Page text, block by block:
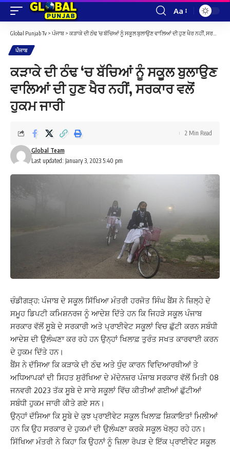
Font
Resizer
Aa
Global Punjab Tv > ਪੰਜਾਬ > ਕੜਾਕੇ ਦੀ ਠੰਢ ‘ਚ ਬੱਚਿਆਂ ਨੂੰ ਸਕੂਲ ਬੁਲਾਉਣ ਵਾਲਿਆਂ ਦੀ ਹੁਣ ਖੈਰ ਨਹੀਂ, ਸਰਕਾਰ ਵਲੋਂ ਹੁਕਮ ਜਾਰੀ
ਪੰਜਾਬ
ਕੜਾਕੇ ਦੀ ਠੰਢ ‘ਚ ਬੱਚਿਆਂ ਨੂੰ ਸਕੂਲ ਬੁਲਾਉਣ
ਵਾਲਿਆਂ ਦੀ ਹੁਣ ਖੈਰ ਨਹੀਂ, ਸਰਕਾਰ ਵਲੋਂ
ਹੁਕਮ ਜਾਰੀ
Last updated: January 3, 2023 5:40 pm
Global Team
2 Min Read
ਚੰਡੀਗੜ੍ਹ: ਪੰਜਾਬ ਦੇ ਸਕੂਲ ਸਿੱਖਿਆ ਮੰਤਰੀ ਹਰਜੋਤ ਸਿੰਘ ਬੈਂਸ ਨੇ ਜ਼ਿਲ੍ਹੇ ਦੇ
ਸਮੂਹ ਡਿਪਟੀ ਕਮਿਸ਼ਨਰਜ ਨੂੰ ਆਦੇਸ਼ ਦਿੱਤੇ ਹਨ ਕਿ ਜਿਹੜੇ ਸਕੂਲ ਪੰਜਾਬ
ਸਰਕਾਰ ਵੱਲੋਂ ਸੂਬੇ ਦੇ ਸਰਕਾਰੀ ਅਤੇ ਪ੍ਰਾਈਵੇਟ ਸਕੂਲਾਂ ਵਿਚ ਛੁੱਟੀ ਕਰਨ ਸਬੰਧੀ
ਆਦੇਸ਼ ਦੀ ਉਲੰਘਣਾ ਕਰ ਰਹੇ ਹਨ ਉਨ੍ਹਾਂ ਖਿਲਾਫ਼ ਤੁਰੰਤ ਸਖਤ ਕਾਰਵਾਈ ਕਰਨ
ਦੇ ਹੁਕਮ ਦਿੱਤੇ ਹਨ।
ਬੈਂਸ ਨੇ ਦੱਸਿਆ ਕਿ ਕੜਾਕੇ ਦੀ ਠੰਢ ਅਤੇ ਧੁੰਦ ਕਾਰਨ ਵਿਦਿਆਰਥੀਆਂ ਤੇ
ਅਧਿਆਪਕਾਂ ਦੀ ਸਿਹਤ ਸੁਰੱਖਿਆ ਦੇ ਮੱਦੇਨਜ਼ਰ ਪੰਜਾਬ ਸਰਕਾਰ ਵੱਲੋਂ ਮਿਤੀ 08
ਜਨਵਰੀ 2023 ਤੱਕ ਸੂਬੇ ਦੇ ਸਾਰੇ ਸਕੂਲਾਂ ਵਿੱਚ ਕੀਤੀਆਂ ਗਈਆਂ ਛੁੱਟੀਆਂ
ਸਬੰਧੀ ਹੁਕਮ ਜਾਰੀ ਕੀਤੇ ਗਏ ਸਨ।
ਉਨ੍ਹਾਂ ਦੱਸਿਆ ਕਿ ਸੂਬੇ ਦੇ ਕੁਝ ਪ੍ਰਾਈਵੇਟ ਸਕੂਲ ਖਿਲਾਫ਼ ਸ਼ਿਕਾਇਤਾਂ ਮਿਲੀਆਂ
ਹਨ ਕਿ ਉਹ ਸਰਕਾਰ ਦੇ ਹੁਕਮਾਂ ਦੀ ਉਲੰਘਣਾ ਕਰਕੇ ਸਕੂਲ ਖੋਲ੍ਹ ਰਹੇ ਹਨ।
ਸਿੱਖਿਆ ਮੰਤਰੀ ਨੇ ਕਿਹਾ ਕਿ ਉਹਨਾਂ ਨੂੰ ਜ਼ਿਲਾ ਰੋਪੜ ਦੇ ਇੱਕ ਪ੍ਰਾਈਵੇਟ ਸਕੂਲ